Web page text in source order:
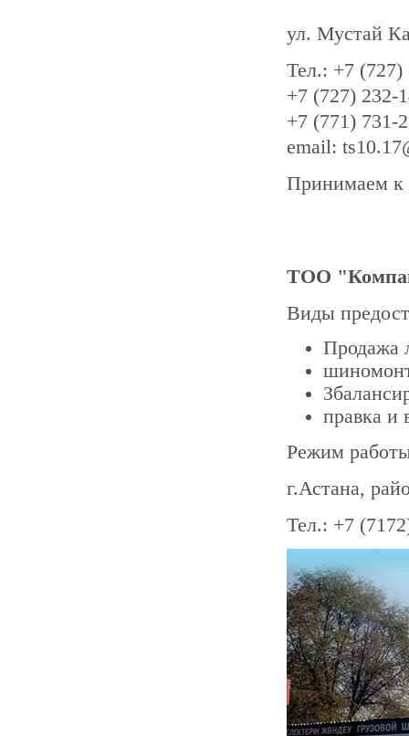
ул. Мустай
Тел.: +7 (727)
+7 (727) 232-
+7 (771) 731-
email:
Принимаем к
ТОО
Виды
Продажа
правка и
Режим
г.Астана,
Тел.: +7